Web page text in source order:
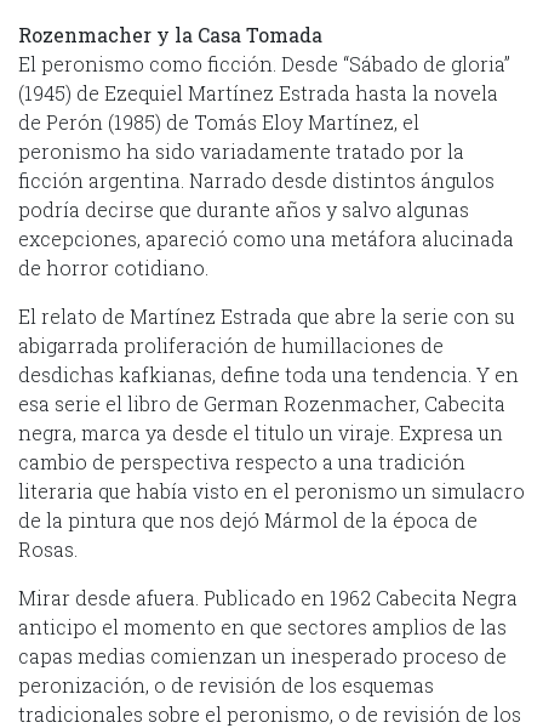
Rozenmacher y la Casa Tomada
El peronismo como ficción. Desde “Sábado de gloria”
(1945) de Ezequiel Martínez Estrada hasta la novela
de Perón (1985) de Tomás Eloy Martínez, el
peronismo ha sido variadamente tratado por la
ficción argentina. Narrado desde distintos ángulos
podría decirse que durante años y salvo algunas
excepciones, apareció como una metáfora alucinada
de horror cotidiano.
El relato de Martínez Estrada que abre la serie con su
abigarrada proliferación de humillaciones de
desdichas kafkianas, define toda una tendencia. Y en
esa serie el libro de German Rozenmacher, Cabecita
negra, marca ya desde el titulo un viraje. Expresa un
cambio de perspectiva respecto a una tradición
literaria que había visto en el peronismo un simulacro
de la pintura que nos dejó Mármol de la época de
Rosas.
Mirar desde afuera. Publicado en 1962 Cabecita Negra
anticipo el momento en que sectores amplios de las
capas medias comienzan un inesperado proceso de
peronización, o de revisión de los esquemas
tradicionales sobre el peronismo, o de revisión de los